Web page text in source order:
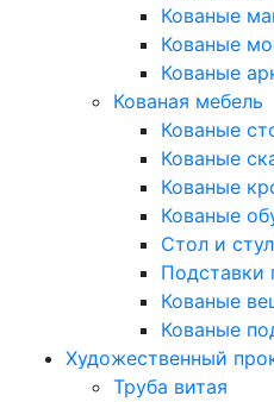
Кованые
Кованые
Кованые
Кованая мебель
Кованые
Кованые
Кованые
Кованые
Стол и
Подставки
Кованые
Кованые
Художественный
Труба витая